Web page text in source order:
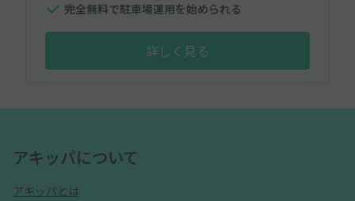
完全無料で駐車場運用を始められる
詳しく見る
アキッパについて
アキッパとは